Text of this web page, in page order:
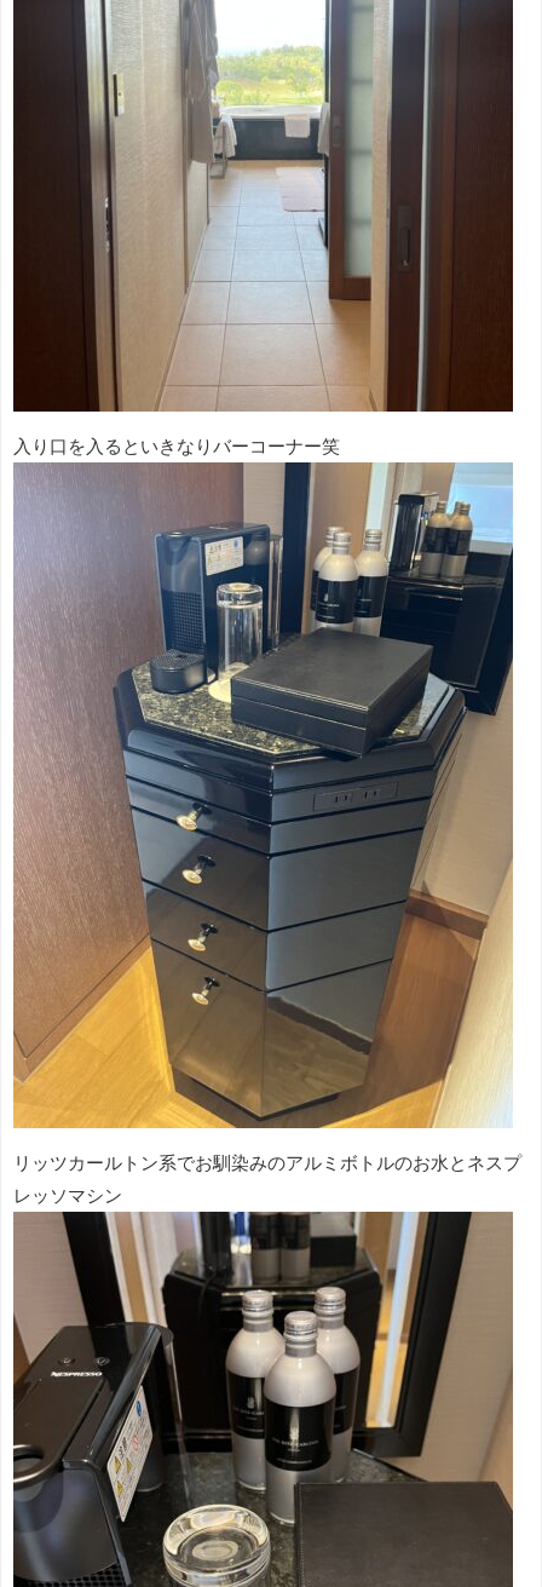
入り口を入るといきなりバーコーナー笑
リッツカールトン系でお馴染みのアルミボトルのお水とネスプ
レッソマシン